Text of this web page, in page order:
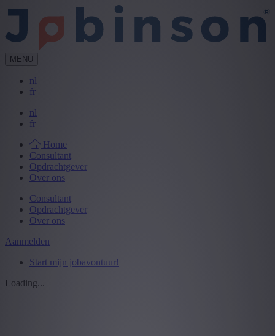
MENU
nl
fr
nl
fr
Home
Consultant
Opdrachtgever
Over ons
Consultant
Opdrachtgever
Over ons
Aanmelden
Start mijn jobavontuur!
Loading...